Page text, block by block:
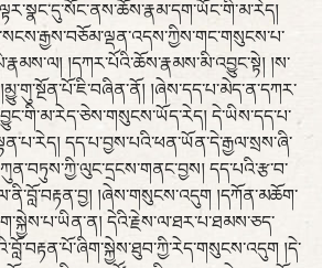
།དཀར་པོའི་ཆོས་རྣམས་མི་འབྱུང་སྟེ། །ས་
།ཞེས་དད་པ་མེད་ན་དཀར་
དེ་ཡིས་དད་པ་
དད་པ་བྱས་པའི་ཕན་ཡོན་དེ་རྒྱལ་སྲས་ཞི་
དད་པའི་རྩ་བ་
།ཞེས་གསུངས་འདུག །དཀོན་མཆོག་
དེའི་རྗེས་ལ་ཐར་པ་ཐམས་ཅད་
།དེ་